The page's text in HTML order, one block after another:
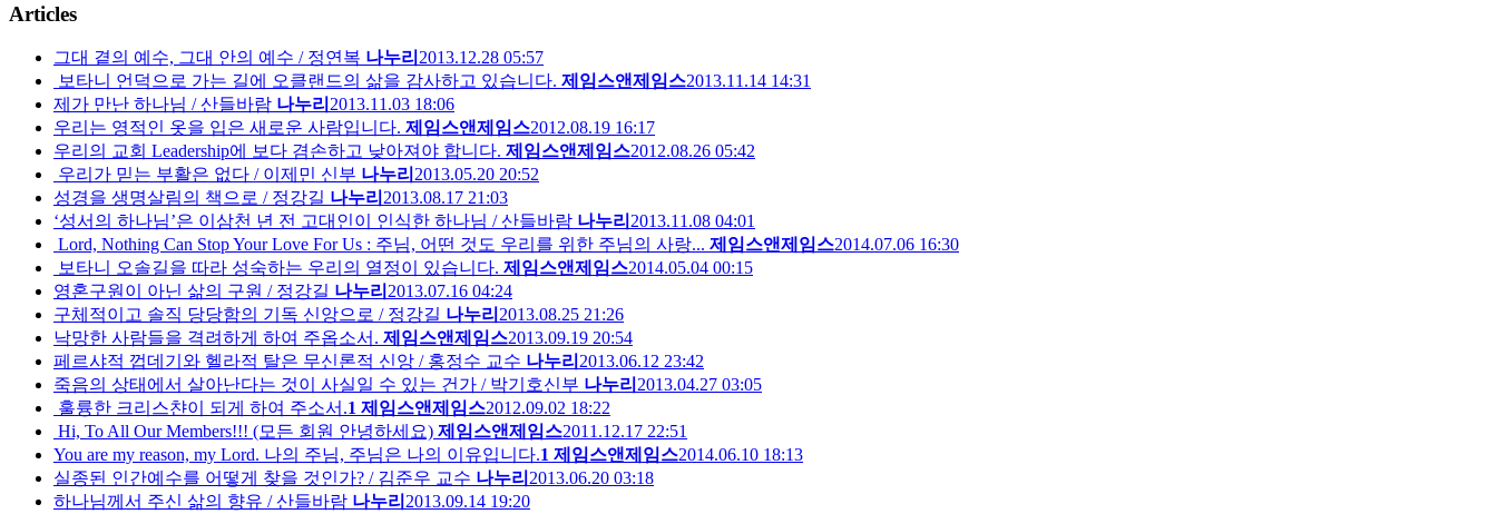
Articles
그대 곁의 예수, 그대 안의 예수 / 정연복 나누리 2013.12.28 05:57
보타니 언덕으로 가는 길에 오클랜드의 삶을 감사하고 있습니다. 제임스앤제임스2013.11.14 14:31
제가 만난 하나님 / 산들바람 나누리 2013.11.03 18:06
우리는 영적인 옷을 입은 새로운 사람입니다. 제임스앤제임스2012.08.19 16:17
우리의 교회 Leadership에 보다 겸손하고 낮아져야 합니다. 제임스앤제임스2012.08.26 05:42
우리가 믿는 부활은 없다 / 이제민 신부 나누리 2013.05.20 20:52
성경을 생명살림의 책으로 / 정강길 나누리 2013.08.17 21:03
‘성서의 하나님’은 이삼천 년 전 고대인이 인식한 하나님 / 산들바람 나누리 2013.11.08 04:01
Lord, Nothing Can Stop Your Love For Us : 주님, 어떤 것도 우리를 위한 주님의 사랑... 제임스앤제임스2014.07.06 16:30
보타니 오솔길을 따라 성숙하는 우리의 열정이 있습니다. 제임스앤제임스2014.05.04 00:15
영혼구원이 아닌 삶의 구원 / 정강길 나누리 2013.07.16 04:24
구체적이고 솔직 당당함의 기독 신앙으로 / 정강길 나누리 2013.08.25 21:26
낙망한 사람들을 격려하게 하여 주옵소서. 제임스앤제임스2013.09.19 20:54
페르샤적 껍데기와 헬라적 탈은 무신론적 신앙 / 홍정수 교수 나누리 2013.06.12 23:42
죽음의 상태에서 살아난다는 것이 사실일 수 있는 건가 / 박기호신부 나누리 2013.04.27 03:05
훌륭한 크리스챤이 되게 하여 주소서.1 제임스앤제임스2012.09.02 18:22
Hi, To All Our Members!!! (모든 회원 안녕하세요) 제임스앤제임스2011.12.17 22:51
You are my reason, my Lord. 나의 주님, 주님은 나의 이유입니다.1 제임스앤제임스2014.06.10 18:13
실종된 인간예수를 어떻게 찾을 것인가? / 김준우 교수 나누리 2013.06.20 03:18
하나님께서 주신 삶의 향유 / 산들바람 나누리 2013.09.14 19:20